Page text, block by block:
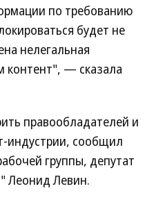
по требованию
будет не
нелегальная
контент", — сказала
правообладателей и
индустрии, сообщил
группы, депутат
Леонид Левин.